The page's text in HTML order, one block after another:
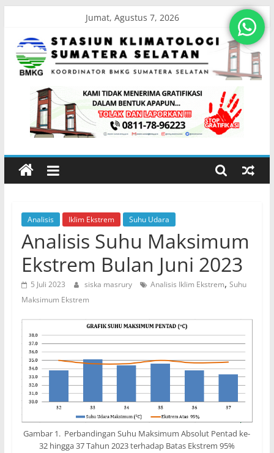
content
Jumat, Agustus 7, 2026
Stasiun
Klimatologi
Sumatera
Koordinator
BMKG
Sumatera
Selatan
Analisis Iklim Ekstrem Suhu Udara
Analisis Suhu Maksimum
Ekstrem Bulan Juni 2023
5 Juli 2023 siska masrury Analisis Iklim Ekstrem, Suhu
Maksimum Ekstrem
Gambar 1. Perbandingan Suhu Maksimum Absolut Pentad ke-
32 hingga 37 Tahun 2023 terhadap Batas Ekstrem 95%